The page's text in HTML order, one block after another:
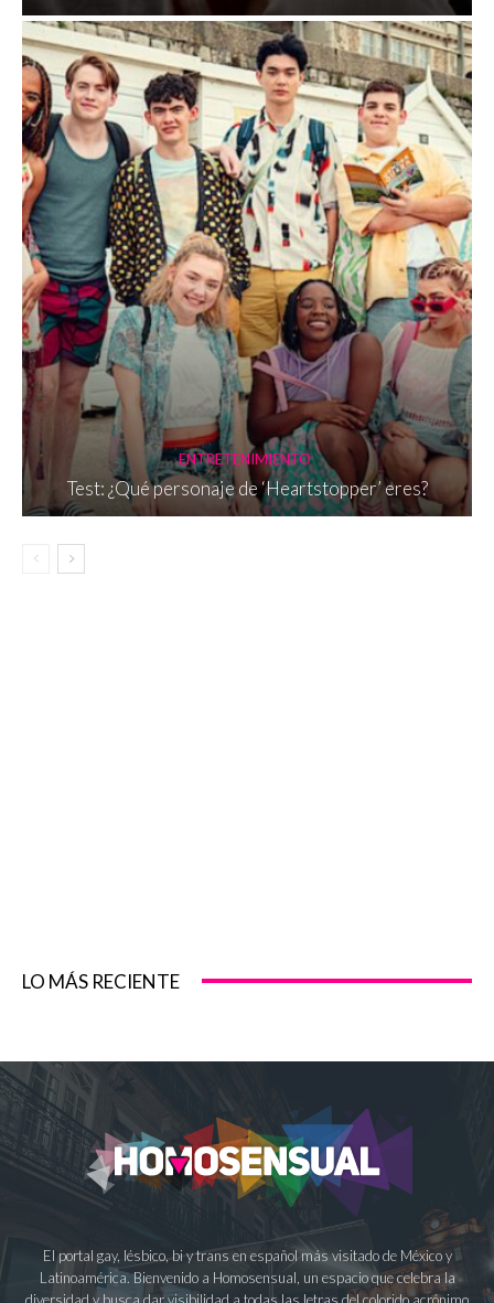
ENTRETENIMIENTO
Test: ¿Qué personaje de ‘Heartstopper’ eres?
LO MÁS RECIENTE
El portal gay, lésbico, bi y trans en español más visitado de México y
Latinoamérica. Bienvenido a Homosensual, un espacio que celebra la
diversidad y busca dar visibilidad a todas las letras del colorido acrónimo